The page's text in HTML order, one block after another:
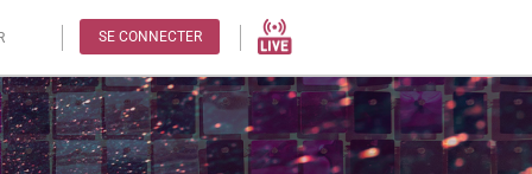
SE CONNECTER